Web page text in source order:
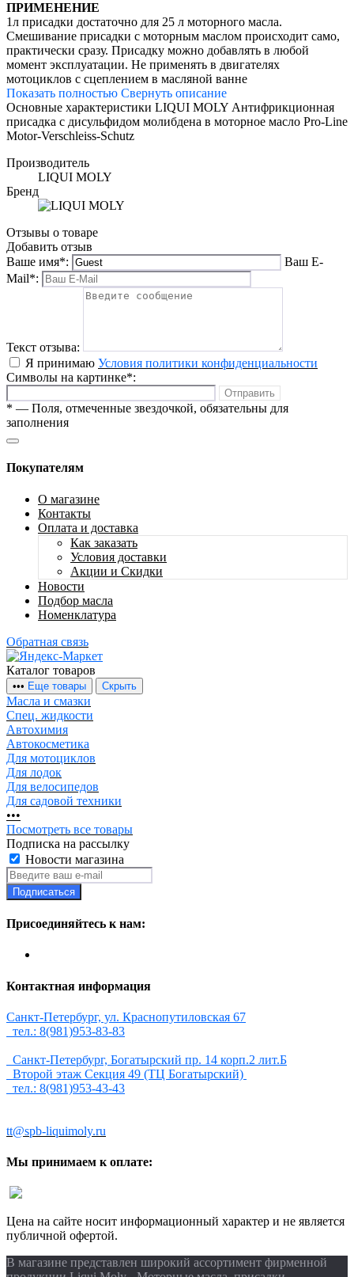
ПРИМЕНЕНИЕ
1л присадки достаточно для 25 л моторного масла.
Смешивание присадки с моторным маслом происходит само,
практически сразу. Присадку можно добавлять в любой
момент эксплуатации. Не применять в двигателях
мотоциклов с сцеплением в масляной ванне
Показать полностью Свернуть описание
Основные характеристики LIQUI MOLY Антифрикционная
присадка с дисульфидом молибдена в моторное масло Pro-Line
Motor-Verschleiss-Schutz
Производитель
LIQUI MOLY
Бренд
Отзывы о товаре
Добавить отзыв
Ваше имя*:
Ваш E-
Mail*:
Текст отзыва:
Я принимаю Условия политики конфиденциальности
Символы на картинке*:
Отправить
* — Поля, отмеченные звездочкой, обязательны для
заполнения
Покупателям
О магазине
Контакты
Оплата и доставка
Как заказать
Условия доставки
Акции и Скидки
Новости
Подбор масла
Номенклатура
Обратная связь
Каталог товаров
••• Еще товары Скрыть
Масла и смазки
Спец. жидкости
Автохимия
Автокосметика
Для мотоциклов
Для лодок
Для велосипедов
Для садовой техники
•••
Посмотреть все товары
Подписка на рассылку
Новости магазина
Подписаться
Присоединяйтесь к нам:
Контактная информация
Санкт-Петербург, ул. Краснопутиловская 67
тел.: 8(981)953-83-83
Санкт-Петербург, Богатырский пр. 14 корп.2 лит.Б
Второй этаж Секция 49 (ТЦ Богатырский)
тел.: 8(981)953-43-43
tt@spb-liquimoly.ru
Мы принимаем к оплате:
Цена на сайте носит информационный характер и не является
публичной офертой.
В магазине представлен широкий ассортимент фирменной